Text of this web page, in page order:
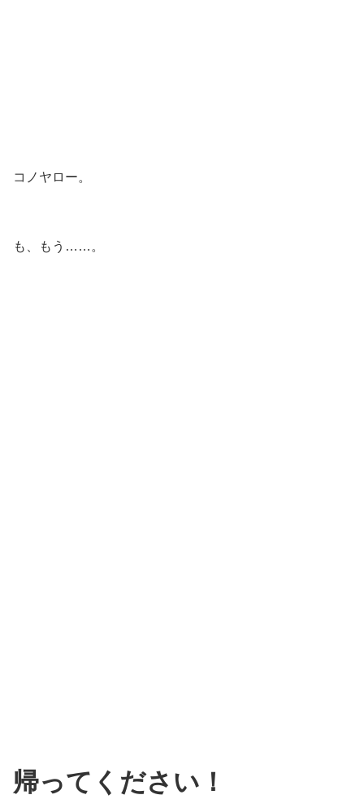
コノヤロー。
も、もう……。
帰ってください！